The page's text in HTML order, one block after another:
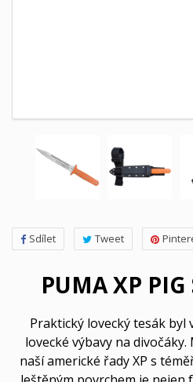
Sdílet Tweet
PUMA XP PIG
Praktický lovecký tesák byl
lovecké výbavy na
naší americké řady XP s